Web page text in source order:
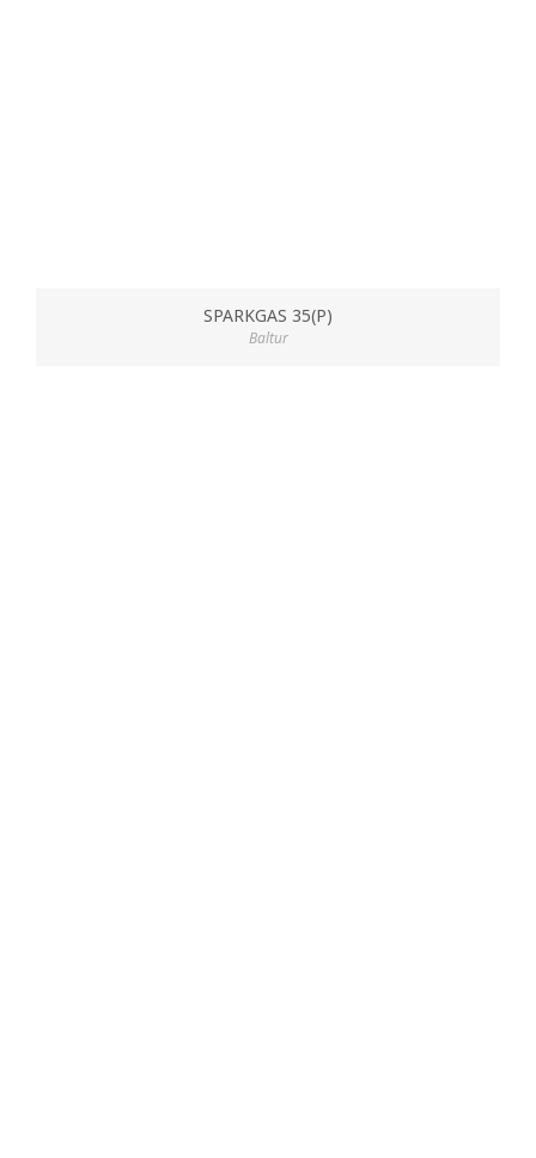
SPARKGAS 35(P)
Baltur